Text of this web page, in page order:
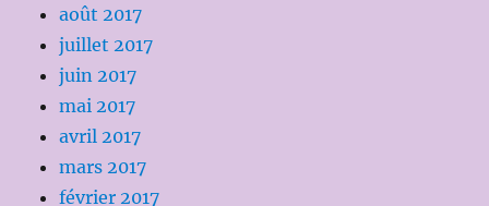
août 2017
juillet 2017
juin 2017
mai 2017
avril 2017
mars 2017
février 2017